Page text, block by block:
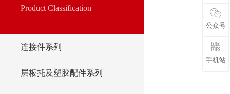
Product Classification
连接件系列
层板托及塑胶配件系列
公众号
手机站